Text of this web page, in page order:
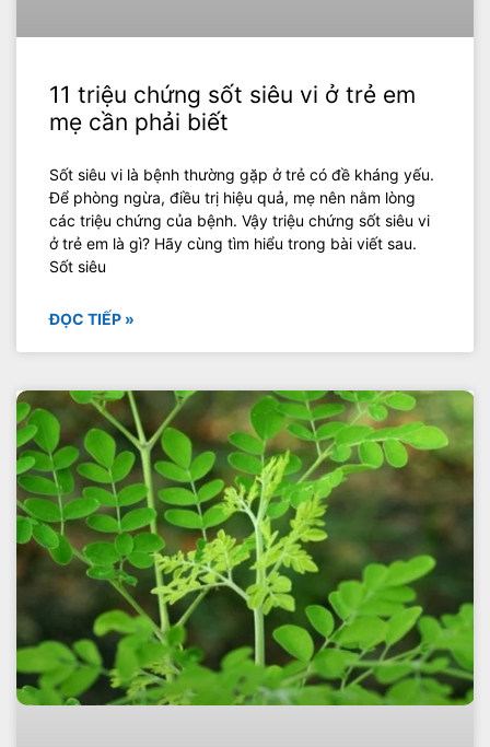
11 triệu chứng sốt siêu vi ở trẻ em
mẹ cần phải biết
Sốt siêu vi là bệnh thường gặp ở trẻ có đề kháng yếu.
Để phòng ngừa, điều trị hiệu quả, mẹ nên nằm lòng
các triệu chứng của bệnh. Vậy triệu chứng sốt siêu vi
ở trẻ em là gì? Hãy cùng tìm hiểu trong bài viết sau.
Sốt siêu
ĐỌC TIẾP »